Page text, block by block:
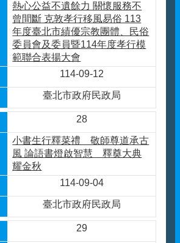
熱心公益不遺餘力 關懷服務不
曾間斷 克敦孝行移風易俗 113
年度臺北市績優宗教團體、民俗
委員會及委員暨114年度孝行模
範聯合表揚大會
114-09-12
臺北市政府民政局
28
小書生行釋菜禮 敬師尊道承古
風 論語書燈啟智慧 釋奠大典
耀金秋
114-09-04
臺北市政府民政局
29